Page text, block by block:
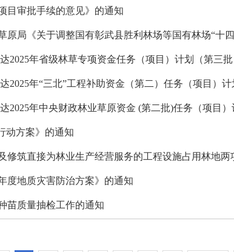
目审批手续的意见》的通知
2025年省级林草专项资金任务（项目）计划（第三
2025年“三北”工程补助资金（第二）任务（项目）计
2025年中央财政林业草原资金 (第二批)任务（项目
动方案》的通知
修筑直接为林业生产经营服务的工程设施占用林地
度地质灾害防治方案》的通知
苗质量抽检工作的通知